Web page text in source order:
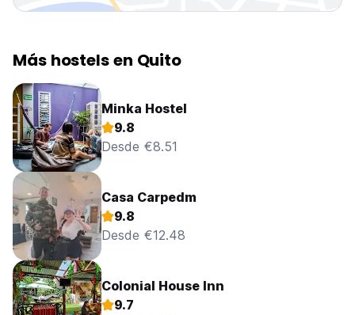
Más hostels en Quito
Minka Hostel
9.8
Desde €8.51
Casa Carpedm
9.8
Desde €12.48
Colonial House Inn
9.7